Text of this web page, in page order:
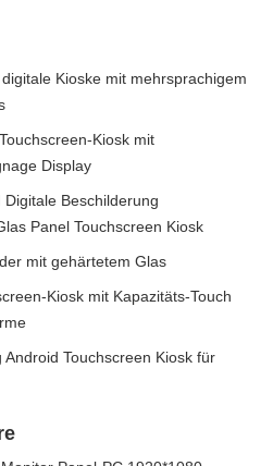
Kioske mit mehrsprachigem
Kiosk mit
Display
Beschilderung
Panel Touchscreen Kiosk
mit gehärtetem Glas
Kiosk mit Kapazitäts-Touch
Touchscreen Kiosk für